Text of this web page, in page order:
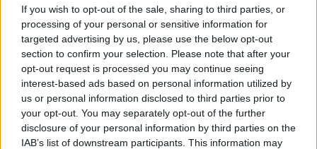
If you wish to opt-out of the sale, sharing to third parties, or
processing of your personal or sensitive information for
targeted advertising by us, please use the below opt-out
section to confirm your selection. Please note that after your
opt-out request is processed you may continue seeing
interest-based ads based on personal information utilized by
us or personal information disclosed to third parties prior to
your opt-out. You may separately opt-out of the further
disclosure of your personal information by third parties on the
IAB’s list of downstream participants. This information may
Στο ίδιο μήκος κύματος εμφανίστηκε και ο
πρώην Υπουργός του ΣΥΡΙΖΑ ΠΣ, Γιώργος
Κατρούγκαλος, ο οποίος μιλώντας μετά από
καιρό έθεσε ως ζητούμενο «για μετά τις
εκλογές πως αυτές οι διαφορετικές εκφάνσεις
της Αριστεράς και της Κεντροαριστεράς θα
συνεργαστούν». Για την προοδευτική